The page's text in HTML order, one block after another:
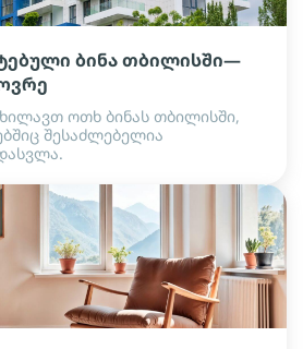
ბინა თბილისში—
ოთხ ბინას თბილისში,
შესაძლებელია